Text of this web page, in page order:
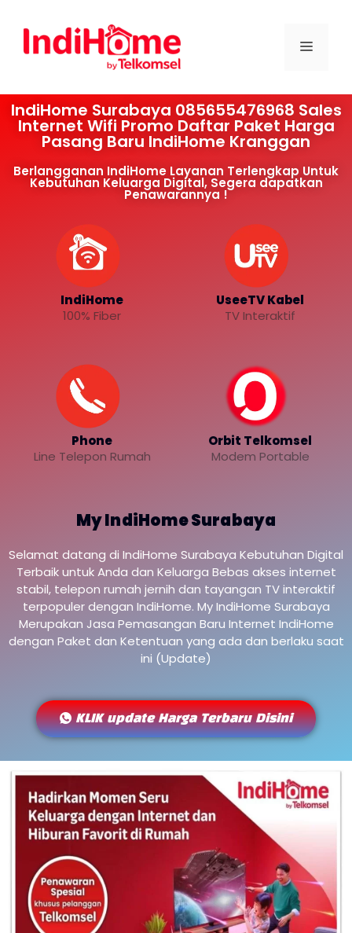
IndiHome Surabaya 085655476968 Sales
Internet Wifi Promo Daftar Paket Harga
Pasang Baru IndiHome Kranggan
Berlangganan IndiHome Layanan Terlengkap Untuk
Kebutuhan Keluarga Digital, Segera dapatkan
Penawarannya !
IndiHome
100% Fiber
UseeTV Kabel
TV Interaktif
Phone
Line Telepon Rumah
Orbit Telkomsel
Modem Portable
My IndiHome Surabaya
Selamat datang di IndiHome Surabaya Kebutuhan Digital
Terbaik untuk Anda dan Keluarga Bebas akses internet
stabil, telepon rumah jernih dan tayangan TV interaktif
terpopuler dengan IndiHome. My IndiHome Surabaya
Merupakan Jasa Pemasangan Baru Internet IndiHome
dengan Paket dan Ketentuan yang ada dan berlaku saat
ini (Update)
KLIK update Harga Terbaru Disini